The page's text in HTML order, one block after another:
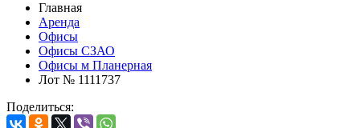
Главная
Аренда
Офисы
Офисы СЗАО
Офисы м Планерная
Лот № 1111737
Поделиться: